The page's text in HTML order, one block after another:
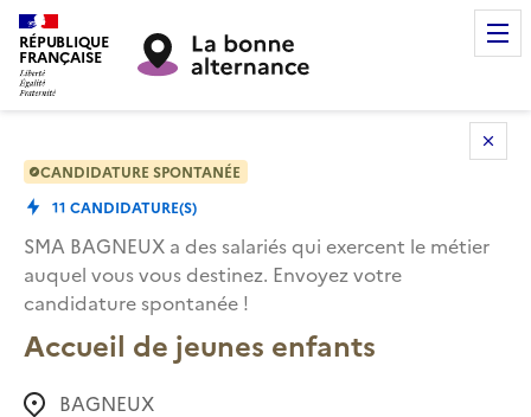
RÉPUBLIQUE
FRANÇAISE
CANDIDATURE SPONTANÉE
11 CANDIDATURE(S)
SMA BAGNEUX a des salariés qui exercent le métier
auquel vous vous destinez. Envoyez votre
candidature spontanée !
Accueil de jeunes enfants
BAGNEUX